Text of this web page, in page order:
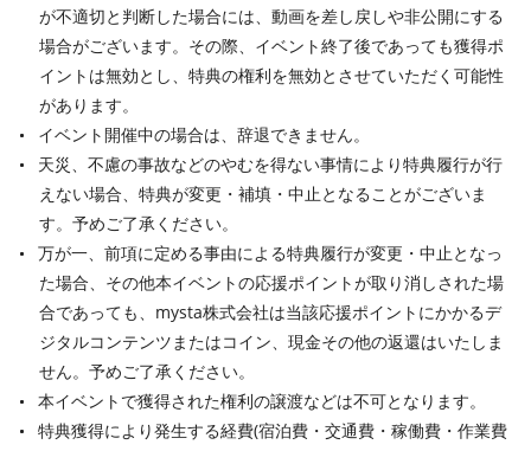
が不適切と判断した場合には、動画を差し戻しや非公開にする
場合がございます。その際、イベント終了後であっても獲得ポ
イントは無効とし、特典の権利を無効とさせていただく可能性
があります。
イベント開催中の場合は、辞退できません。
天災、不慮の事故などのやむを得ない事情により特典履行が行
えない場合、特典が変更・補填・中止となることがございま
す。予めご了承ください。
万が一、前項に定める事由による特典履行が変更・中止となっ
た場合、その他本イベントの応援ポイントが取り消しされた場
合であっても、mysta株式会社は当該応援ポイントにかかるデ
ジタルコンテンツまたはコイン、現金その他の返還はいたしま
せん。予めご了承ください。
本イベントで獲得された権利の譲渡などは不可となります。
特典獲得により発生する経費(宿泊費・交通費・稼働費・作業費